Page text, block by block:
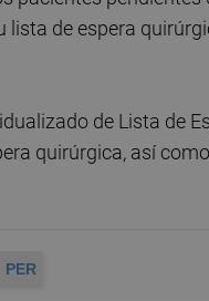
lista de espera
de Lista de
quirúrgica, así
PER